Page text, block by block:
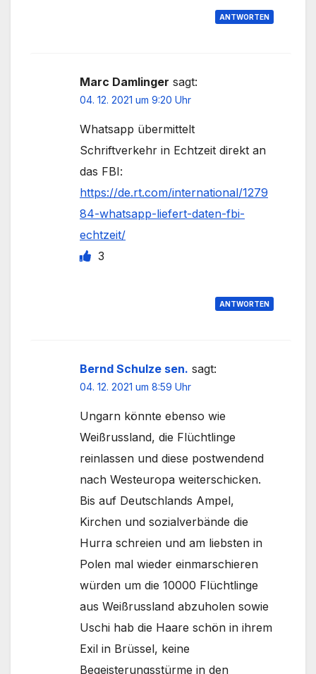
ANTWORTEN
Marc Damlinger sagt:
04. 12. 2021 um 9:20 Uhr
Whatsapp übermittelt
Schriftverkehr in Echtzeit direkt an
das FBI:
https://de.rt.com/international/1279
84-whatsapp-liefert-daten-fbi-
echtzeit/
3
ANTWORTEN
Bernd Schulze sen. sagt:
04. 12. 2021 um 8:59 Uhr
Ungarn könnte ebenso wie
Weißrussland, die Flüchtlinge
reinlassen und diese postwendend
nach Westeuropa weiterschicken.
Bis auf Deutschlands Ampel,
Kirchen und sozialverbände die
Hurra schreien und am liebsten in
Polen mal wieder einmarschieren
würden um die 10000 Flüchtlinge
aus Weißrussland abzuholen sowie
Uschi hab die Haare schön in ihrem
Exil in Brüssel, keine
Begeisterungsstürme in den